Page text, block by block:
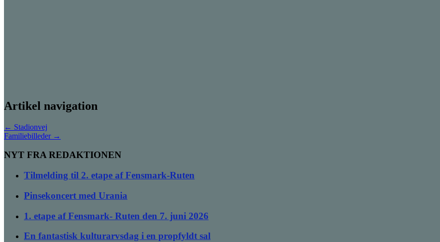
Artikel navigation
← Stadionvej
Familiebilleder →
NYT FRA REDAKTIONEN
Tilmelding til 2. etape af Fensmark-Ruten
Pinsekoncert med Urania
1. etape af Fensmark- Ruten den 7. juni 2026
En fantastisk kulturarvsdag i en propfyldt sal